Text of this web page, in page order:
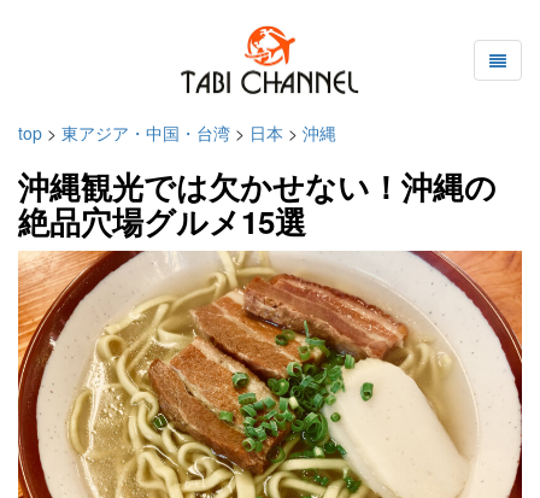
top > 東アジア・中国・台湾 > 日本 > 沖縄
沖縄観光では欠かせない！沖縄の
絶品穴場グルメ15選